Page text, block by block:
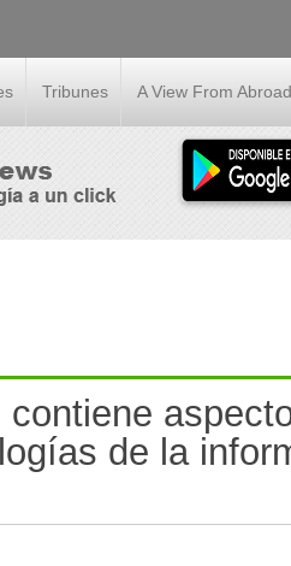
Tribunes A View From Abroad
contiene
de la